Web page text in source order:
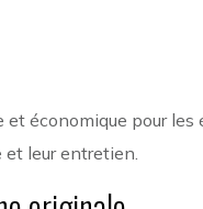
économique pour
et leur entretien.